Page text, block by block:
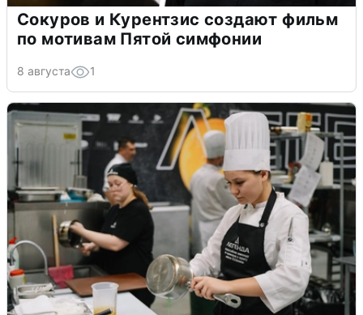
Сокуров и Курентзис создают фильм
по мотивам Пятой симфонии
8 августа 1